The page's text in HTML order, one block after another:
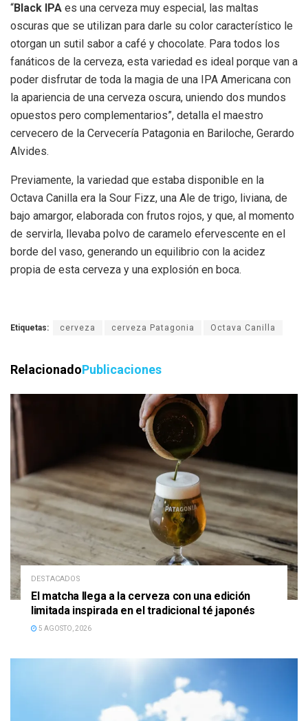
“Black IPA es una cerveza muy especial, las maltas
oscuras que se utilizan para darle su color característico le
otorgan un sutil sabor a café y chocolate. Para todos los
fanáticos de la cerveza, esta variedad es ideal porque van a
poder disfrutar de toda la magia de una IPA Americana con
la apariencia de una cerveza oscura, uniendo dos mundos
opuestos pero complementarios”, detalla el maestro
cervecero de la Cervecería Patagonia en Bariloche, Gerardo
Alvides.
Previamente, la variedad que estaba disponible en la
Octava Canilla era la Sour Fizz, una Ale de trigo, liviana, de
bajo amargor, elaborada con frutos rojos, y que, al momento
de servirla, llevaba polvo de caramelo efervescente en el
borde del vaso, generando un equilibrio con la acidez
propia de esta cerveza y una explosión en boca.
Etiquetas: cerveza cerveza Patagonia Octava Canilla
RelacionadoPublicaciones
DESTACADOS
El matcha llega a la cerveza con una edición
limitada inspirada en el tradicional té japonés
5 AGOSTO, 2026